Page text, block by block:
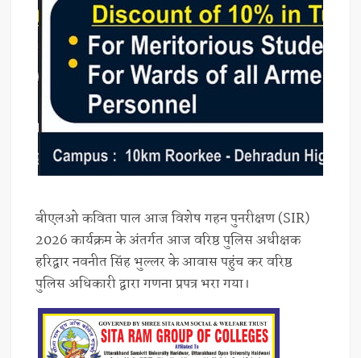
बीएलओ कविता पाल आज विशेष गहन पुनरीक्षण (SIR)
2026 कार्यक्रम के अंतर्गत आज वरिष्ठ पुलिस अधीक्षक
हरिद्वार नवनीत सिंह भुल्लर के आवास पहुंच कर वरिष्ठ
पुलिस अधिकारी द्वारा गणना प्रपत्र भरा गया।